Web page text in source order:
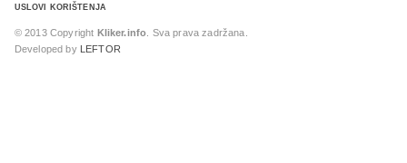
USLOVI KORIŠTENJA
© 2013 Copyright Kliker.info . Sva prava zadržana.
Developed by
LEFTOR